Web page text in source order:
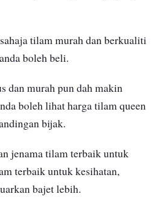
tilam murah dan berkualiti
boleh beli.
dan murah pun dah makin
boleh lihat harga tilam queen
bijak.
jenama tilam terbaik untuk
terbaik untuk kesihatan,
bajet lebih.